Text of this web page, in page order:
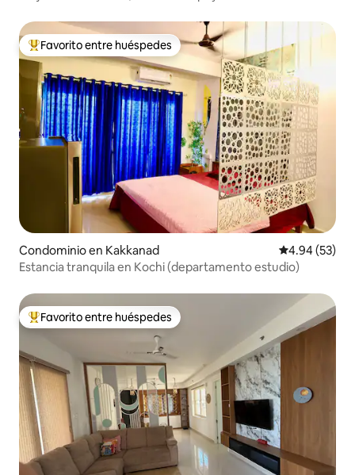
De los mejores en Favorito entre huéspedes
Favorito entre huéspedes
Condominio en Kakkanad Calificación
4.94 (53)
Estancia tranquila en Kochi (departamento estudio)
De los mejores en Favorito entre huéspedes
Favorito entre huéspedes